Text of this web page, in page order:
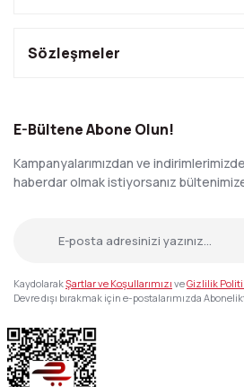
Sözleşmeler
E-Bültene Abone Olun!
Kampanyalarımızdan ve
haberdar olmak istiyorsanız
KaydolarakŞartlar ve Koşullarımızı veGizlilik
Devre dışı bırakmak için e-postalarımızda